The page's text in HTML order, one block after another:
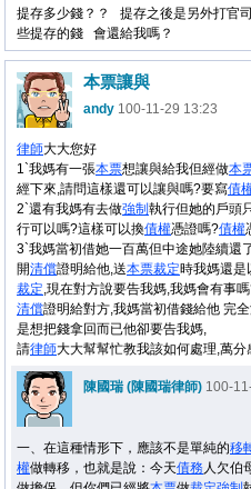
提存多少錢？？ 提存之後是另外打官
些提存的錢 會還給我嗎？
本票讓與
andy 100-11-29 13:23
律師大大您好
1`我媽有一張本票想讓與給我但經做本
經下來,請問這樣還可以讓與嗎?要寫債
2`還有我媽有去做強制 執行但她的戶頭
行可以嗎?這樣可以換債權憑證嗎?債權
3`我媽當初借她一百萬但中途她陸續還
開清償證明給他,送本票裁定時我媽還是
裁定,現在對方說要告我媽,我媽會有事
清償證明給對方,我媽當初借錢給他 完
是想把錢拿回而已他卻要告我媽,
請律師大大幫幫忙教我該如何處理,萬分
陳國瑞 (陳國瑞律師) 100-
一、在這種情形下，應該不是單純的移
權做轉移，也就是說：今天債務 人欠伯